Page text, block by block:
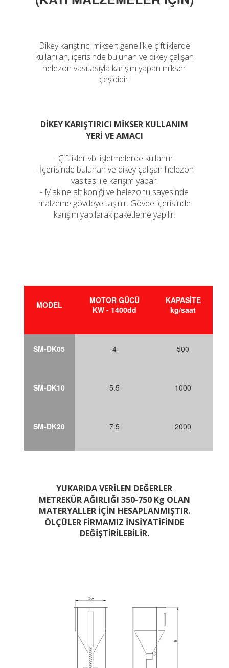
Dikey karıştırıcı mikser; genellikle çiftliklerde
kullanılan, içerisinde bulunan ve dikey çalışan
helezon vasıtasıyla karışım yapan mikser
çeşididir.
DİKEY KARIŞTIRICI MİKSER KULLANIM
YERİ VE AMACI
- Çiftlikler vb. işletmelerde kullanılır.
- İçerisinde bulunan ve dikey çalışan helezon
vasıtası ile karışım yapar.
- Makine alt koniği ve helezonu sayesinde
malzeme gövdeye taşınır. Gövde içerisinde
karışım yapılarak paketleme yapılır.
MODEL
MOTOR GÜCÜ
KW - 1400dd
KAPASİTE
kg/saat
SM-DK05 4 500
SM-DK10 5.5 1000
SM-DK20 7.5 2000
YUKARIDA VERİLEN DEĞERLER
METREKÜR AĞIRLIĞI 350-750 Kg OLAN
MATERYALLER İÇİN HESAPLANMIŞTIR.
ÖLÇÜLER FİRMAMIZ İNSİYATİFİNDE
DEĞİŞTİRİLEBİLİR.